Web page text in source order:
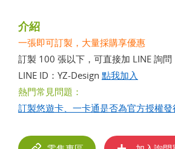
介紹
一張即可訂製，大量採購享優惠
訂製 100 張以下，可直接加 LINE 詢問
LINE ID：YZ-Design 點我加入
熱門常見問題：
訂製悠遊卡、一卡通是否為官方授權發